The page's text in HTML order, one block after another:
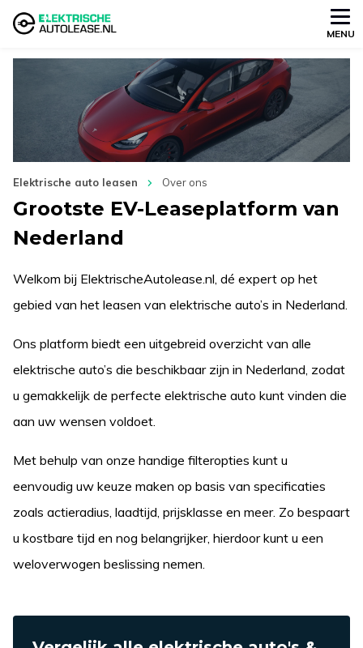
MENU
Elektrische auto leasen Over ons
Grootste EV-Leaseplatform van
Nederland
Welkom bij ElektrischeAutolease.nl, dé expert op het
gebied van het leasen van elektrische auto’s in Nederland.
Ons platform biedt een uitgebreid overzicht van alle
elektrische auto’s die beschikbaar zijn in Nederland, zodat
u gemakkelijk de perfecte elektrische auto kunt vinden die
aan uw wensen voldoet.
Met behulp van onze handige filteropties kunt u
eenvoudig uw keuze maken op basis van specificaties
zoals actieradius, laadtijd, prijsklasse en meer. Zo bespaart
u kostbare tijd en nog belangrijker, hierdoor kunt u een
weloverwogen beslissing nemen.